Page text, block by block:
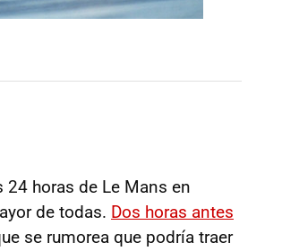
horas de Le Mans en
de todas. Dos horas antes
se rumorea que podría traer